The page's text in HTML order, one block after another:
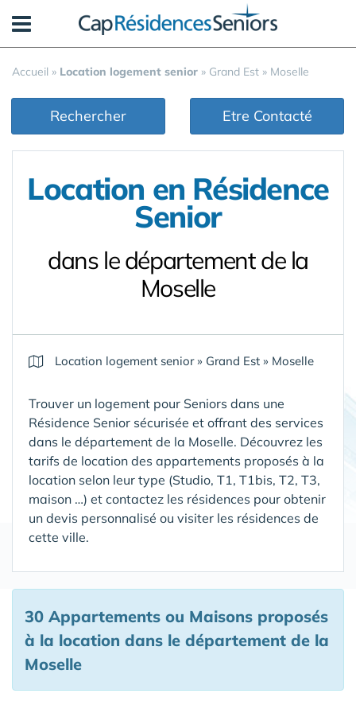
Accueil » Location logement senior » Grand Est » Moselle
Rechercher Etre Contacté
Location en Résidence
Senior
dans le département de la
Moselle
Location logement senior» Grand Est » Moselle
Trouver un logement pour Seniors dans une
Résidence Senior sécurisée et offrant des services
dans le département de la Moselle. Découvrez les
tarifs de location des appartements proposés à la
location selon leur type (Studio, T1, T1bis, T2, T3,
maison …) et contactez les résidences pour obtenir
un devis personnalisé ou visiter les résidences de
cette ville.
30 Appartements ou Maisons proposés
à la location dans le département de la
Moselle